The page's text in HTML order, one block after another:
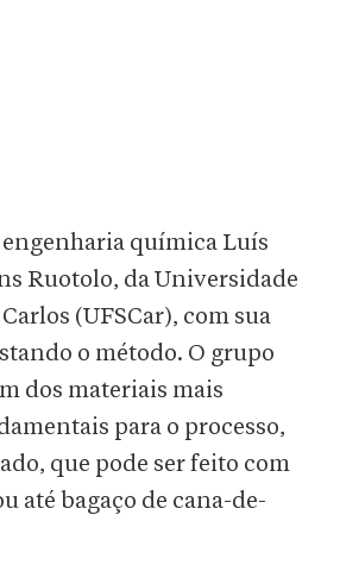
engenharia química Luís
Ruotolo, da Universidade
(UFSCar), com sua
o método. O grupo
dos materiais mais
para o processo,
que pode ser feito com
até bagaço de cana-de-